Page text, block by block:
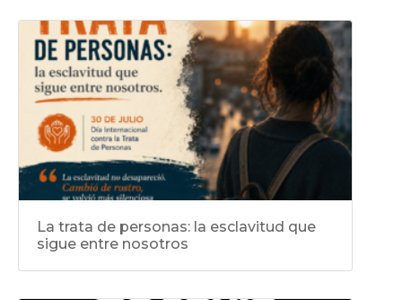
La trata de personas: la esclavitud que
sigue entre nosotros